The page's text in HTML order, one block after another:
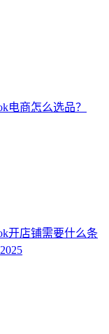
电商怎么选品？
开店铺需要什么条